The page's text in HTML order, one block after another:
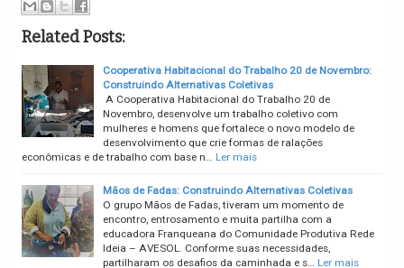
Related Posts:
Cooperativa Habitacional do Trabalho 20 de Novembro:
Construindo Alternativas Coletivas
A Cooperativa Habitacional do Trabalho 20 de
Novembro, desenvolve um trabalho coletivo com
mulheres e homens que fortalece o novo modelo de
desenvolvimento que crie formas de ralações
econômicas e de trabalho com base n… Ler mais
Mãos de Fadas: Construindo Alternativas Coletivas
O grupo Mãos de Fadas, tiveram um momento de
encontro, entrosamento e muita partilha com a
educadora Franqueana do Comunidade Produtiva Rede
Ideia – AVESOL. Conforme suas necessidades,
partilharam os desafios da caminhada e s… Ler mais